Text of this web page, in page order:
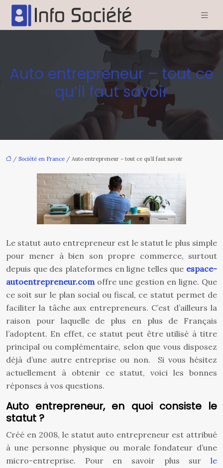
Auto entrepreneur – tout ce
qu’il faut savoir
/ Société en France / Auto entrepreneur – tout ce qu’il faut savoir
Le statut auto entrepreneur est le statut le plus simple
pour mener à bien son propre commerce, surtout
depuis que des plateformes en ligne telles que espace-
autoentrepreneur.comoffre une gestion en ligne. Que
ce soit sur le plan social ou fiscal, ce statut permet de
faciliter la tâche aux entrepreneurs. C’est d’ailleurs la
raison pour laquelle de plus en plus de Français
l’adoptent. En effet, ce statut peut être utilisé à titre
principal ou complémentaire, selon que vous disposez
déjà d’une autre entreprise ou non. Si vous hésitez
actuellement à obtenir ce statut, voici les bonnes
réponses à vos questions.
Auto entrepreneur, en quoi consiste le
statut ?
Créé en 2008, le statut auto entrepreneur est attribué
à une personne physique ou morale fondateur d’une
micro-entreprise. Pour en savoir plus sur le